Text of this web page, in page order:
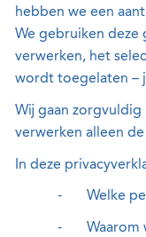
hebben we een
We gebruiken deze
verwerken, het
wordt toegelaten –
Wij gaan
verwerken alleen
In deze
- Welke
- Waarom